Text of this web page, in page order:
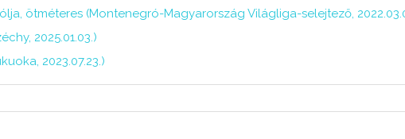
ötméteres (Montenegró-Magyarország Világliga-selejtező,
2025.01.03.)
2023.07.23.)